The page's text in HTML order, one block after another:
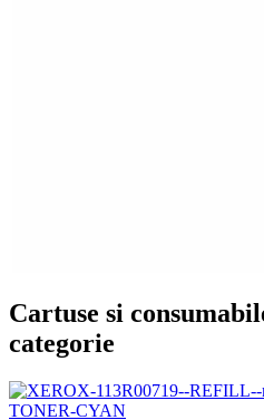
Cartuse si
categorie